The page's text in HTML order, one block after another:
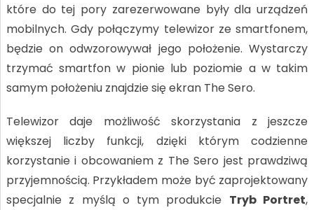
które do tej pory zarezerwowane były dla urządzeń
mobilnych. Gdy połączymy telewizor ze smartfonem,
będzie on odwzorowywał jego położenie. Wystarczy
trzymać smartfon w pionie lub poziomie a w takim
samym położeniu znajdzie się ekran The Sero.
Telewizor daje możliwość skorzystania z jeszcze
większej liczby funkcji, dzięki którym codzienne
korzystanie i obcowaniem z The Sero jest prawdziwą
przyjemnością. Przykładem może być zaprojektowany
specjalnie z myślą o tym produkcie Tryb Portret,